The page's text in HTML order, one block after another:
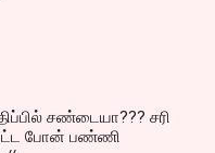
சண்டையா??? சரி
போன் பண்ணி